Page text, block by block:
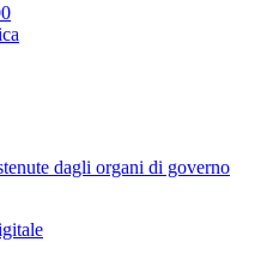
dagli organi di governo